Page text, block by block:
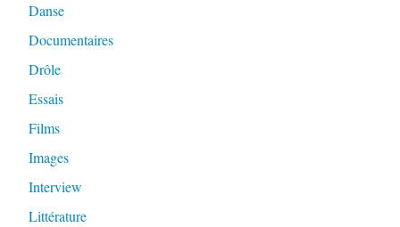
Danse
Documentaires
Drôle
Essais
Films
Images
Interview
Littérature